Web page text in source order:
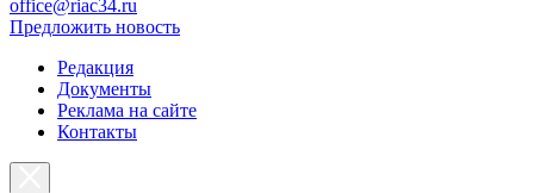
office@riac34.ru
Предложить новость
Редакция
Документы
Реклама на сайте
Контакты